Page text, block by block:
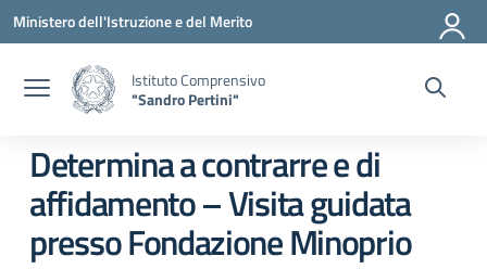
Vai ai contenuti
Vai al menu di navigazione
Vai al footer
Ministero dell'Istruzione e del Merito
Istituto Comprensivo
"Sandro Pertini"
Determina a contrarre e di
affidamento – Visita guidata
presso Fondazione Minoprio